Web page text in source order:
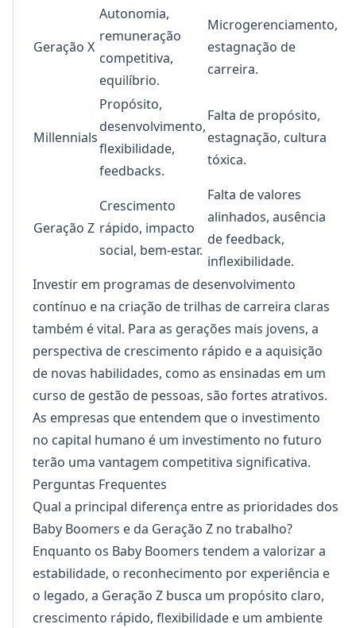
Geração X
Autonomia,
remuneração
competitiva,
equilíbrio.
Microgerenciamento,
estagnação de
carreira.
Millennials
Propósito,
desenvolvimento,
flexibilidade,
feedbacks.
Falta de propósito,
estagnação, cultura
tóxica.
Geração Z
Crescimento
rápido, impacto
social, bem-estar.
Falta de valores
alinhados, ausência
de feedback,
inflexibilidade.
Investir em programas de desenvolvimento
contínuo e na criação de trilhas de carreira claras
também é vital. Para as gerações mais jovens, a
perspectiva de crescimento rápido e a aquisição
de novas habilidades, como as ensinadas em um
curso de gestão de pessoas, são fortes atrativos.
As empresas que entendem que o investimento
no capital humano é um investimento no futuro
terão uma vantagem competitiva significativa.
Perguntas Frequentes
Qual a principal diferença entre as prioridades dos
Baby Boomers e da Geração Z no trabalho?
Enquanto os Baby Boomers tendem a valorizar a
estabilidade, o reconhecimento por experiência e
o legado, a Geração Z busca um propósito claro,
crescimento rápido, flexibilidade e um ambiente